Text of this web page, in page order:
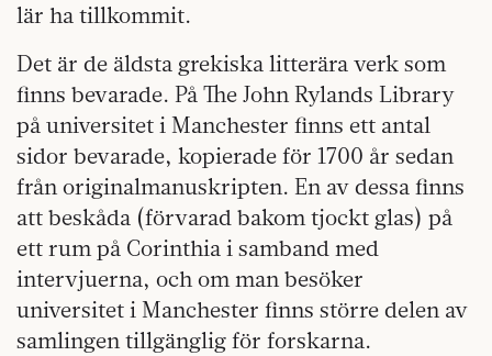
lär ha tillkommit.
Det är de äldsta grekiska litterära verk som
finns bevarade. På The John Rylands Library
på universitet i Manchester finns ett antal
sidor bevarade, kopierade för 1700 år sedan
från originalmanuskripten. En av dessa finns
att beskåda (förvarad bakom tjockt glas) på
ett rum på Corinthia i samband med
intervjuerna, och om man besöker
universitet i Manchester finns större delen av
samlingen tillgänglig för forskarna.